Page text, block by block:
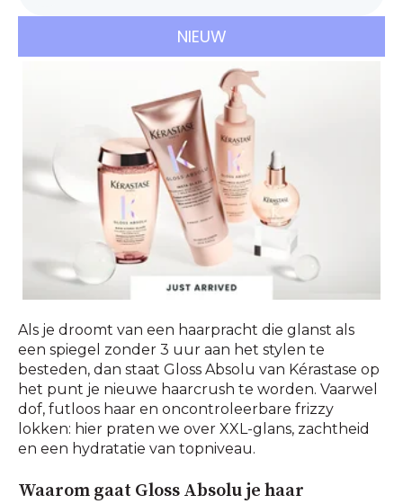
NIEUW
Als je droomt van een haarpracht die glanst als
een spiegel zonder 3 uur aan het stylen te
besteden, dan staat Gloss Absolu van Kérastase op
het punt je nieuwe haarcrush te worden. Vaarwel
dof, futloos haar en oncontroleerbare frizzy
lokken: hier praten we over XXL-glans, zachtheid
en een hydratatie van topniveau.
Waarom gaat Gloss Absolu je haar